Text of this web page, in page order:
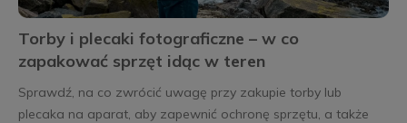
Torby i plecaki fotograficzne – w co
zapakować sprzęt idąc w teren
Sprawdź, na co zwrócić uwagę przy zakupie torby lub
plecaka na aparat, aby zapewnić ochronę sprzętu, a także